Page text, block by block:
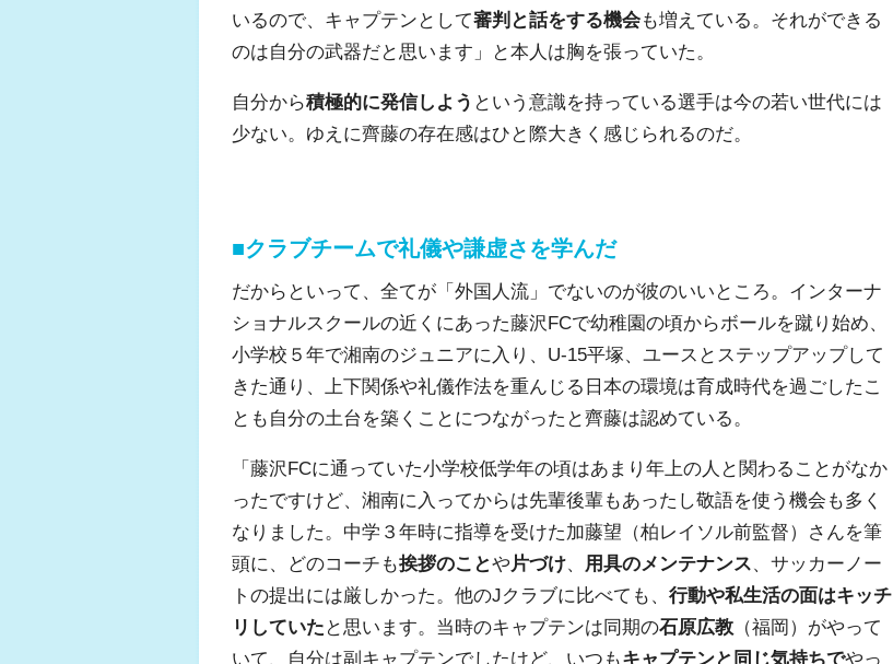
いるので、キャプテンとして審判と話をする機会も増えている。それができる
のは自分の武器だと思います」と本人は胸を張っていた。
自分から積極的に発信しよう という意識を持っている選手は今の若い世代には
少ない。ゆえに齊藤の存在感はひと際大きく感じられるのだ。
■クラブチームで礼儀や謙虚さを学んだ
だからといって、全てが「外国人流」でないのが彼のいいところ。インターナ
ショナルスクールの近くにあった藤沢FCで幼稚園の頃からボールを蹴り始め、
小学校５年で湘南のジュニアに入り、U-15平塚、ユースとステップアップして
きた通り、上下関係や礼儀作法を重んじる日本の環境は育成時代を過ごしたこ
とも自分の土台を築くことにつながったと齊藤は認めている。
「藤沢FCに通っていた小学校低学年の頃はあまり年上の人と関わることがなか
ったですけど、湘南に入ってからは先輩後輩もあったし敬語を使う機会も多く
なりました。中学３年時に指導を受けた加藤望（柏レイソル前監督）さんを筆
頭に、どのコーチも挨拶のことや片づけ、 用具のメンテナンス、サッカーノー
トの提出には厳しかった。他のJクラブに比べても、 行動や私生活の面はキッチ
リしていた と思います。当時のキャプテンは同期の石原広教 （福岡）がやって
いて、自分は副キャプテンでしたけど、いつもキャプテンと同じ気持ちでやっ